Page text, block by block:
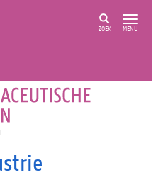
ZOEK MENU